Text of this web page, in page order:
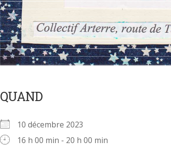
QUAND
10 décembre 2023
16 h 00 min - 20 h 00 min